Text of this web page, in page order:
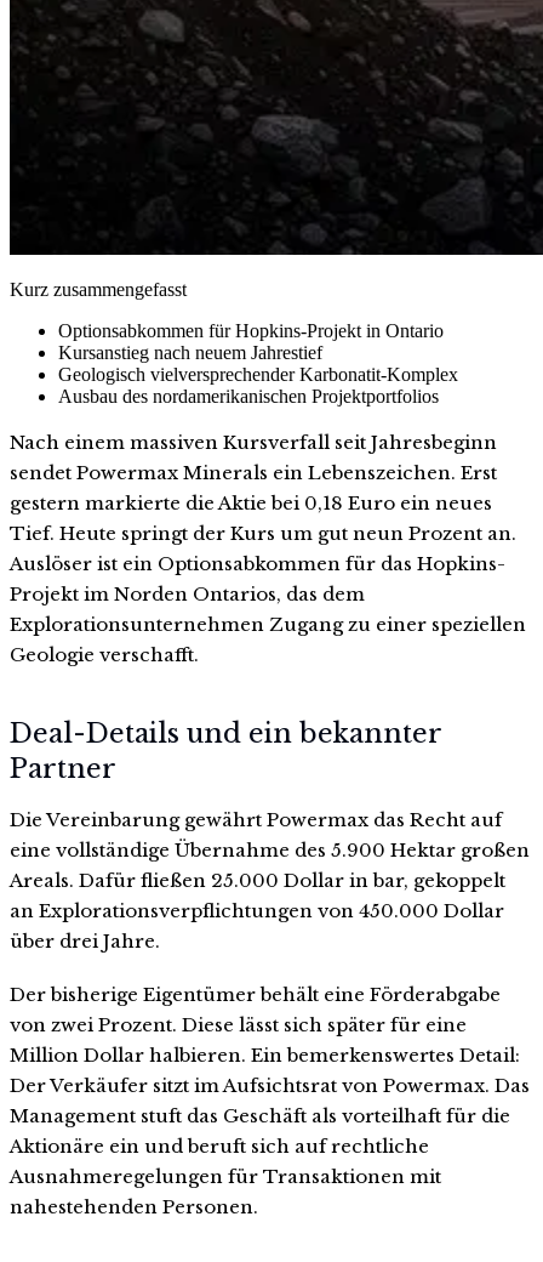
Kurz zusammengefasst
Optionsabkommen für Hopkins-Projekt in Ontario
Kursanstieg nach neuem Jahrestief
Geologisch vielversprechender Karbonatit-Komplex
Ausbau des nordamerikanischen Projektportfolios
Nach einem massiven Kursverfall seit Jahresbeginn
sendet Powermax Minerals ein Lebenszeichen. Erst
gestern markierte die Aktie bei 0,18 Euro ein neues
Tief. Heute springt der Kurs um gut neun Prozent an.
Auslöser ist ein Optionsabkommen für das Hopkins-
Projekt im Norden Ontarios, das dem
Explorationsunternehmen Zugang zu einer speziellen
Geologie verschafft.
Deal-Details und ein bekannter
Partner
Die Vereinbarung gewährt Powermax das Recht auf
eine vollständige Übernahme des 5.900 Hektar großen
Areals. Dafür fließen 25.000 Dollar in bar, gekoppelt
an Explorationsverpflichtungen von 450.000 Dollar
über drei Jahre.
Der bisherige Eigentümer behält eine Förderabgabe
von zwei Prozent. Diese lässt sich später für eine
Million Dollar halbieren. Ein bemerkenswertes Detail:
Der Verkäufer sitzt im Aufsichtsrat von Powermax. Das
Management stuft das Geschäft als vorteilhaft für die
Aktionäre ein und beruft sich auf rechtliche
Ausnahmeregelungen für Transaktionen mit
nahestehenden Personen.